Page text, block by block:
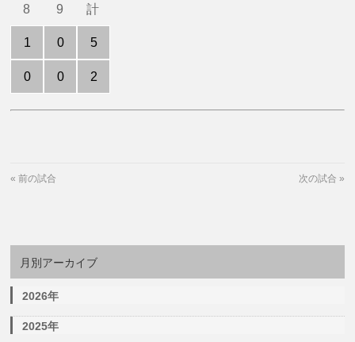
8
1
0
9
0
0
計
5
2
«前の試合 次の試合 »
月別アーカイブ
2026年
2025年